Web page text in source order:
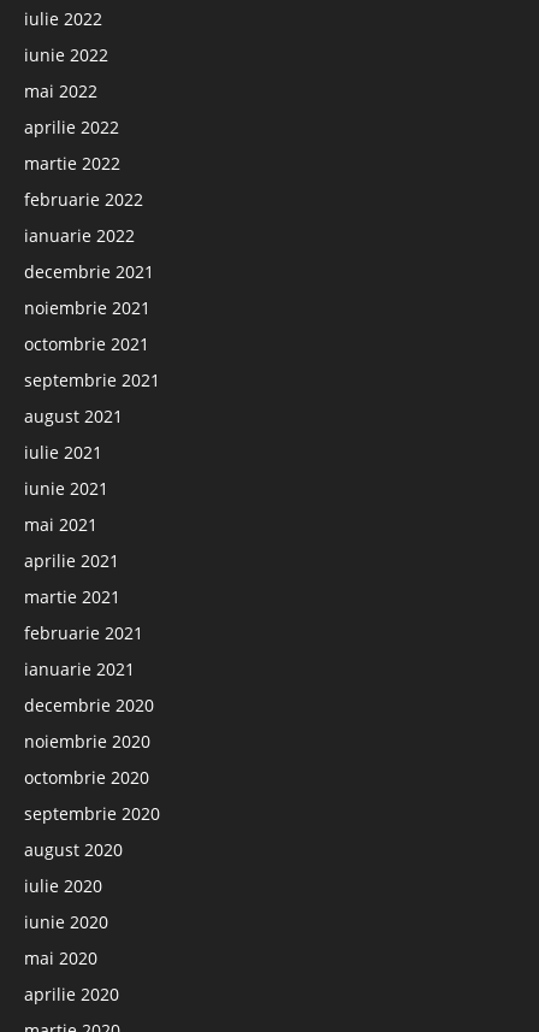
iulie 2022
iunie 2022
mai 2022
aprilie 2022
martie 2022
februarie 2022
ianuarie 2022
decembrie 2021
noiembrie 2021
octombrie 2021
septembrie 2021
august 2021
iulie 2021
iunie 2021
mai 2021
aprilie 2021
martie 2021
februarie 2021
ianuarie 2021
decembrie 2020
noiembrie 2020
octombrie 2020
septembrie 2020
august 2020
iulie 2020
iunie 2020
mai 2020
aprilie 2020